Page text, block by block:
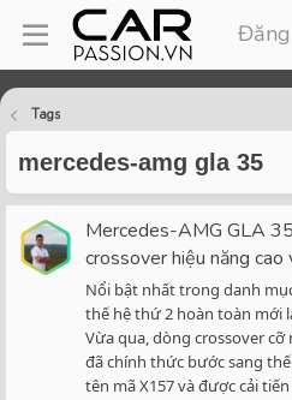
Tags
mercedes-amg gla 35
Mercedes-AMG GLA
crossover hiệu năng
Nổi bật nhất trong danh
thế hệ thứ 2 hoàn toàn mới
Vừa qua, dòng crossover cỡ
đã chính thức bước sang
tên mã X157 và được cải